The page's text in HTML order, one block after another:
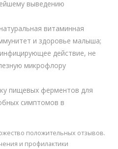
выведению
витаминная
и здоровье малыша;
действие, не
микрофлору
пищевых ферментов для
симптомов в
положительных отзывов.
и профилактики